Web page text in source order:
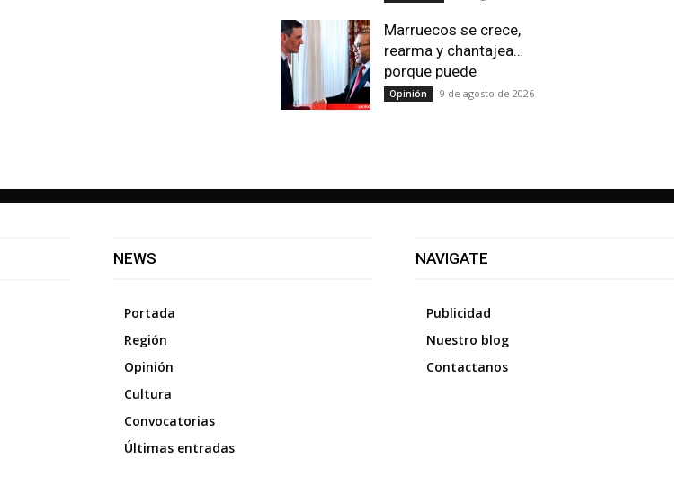
Marruecos se crece,
rearma y chantajea…
porque puede
Opinión 9 de agosto de 2026
NEWS
Portada
Región
Opinión
Cultura
Convocatorias
Últimas entradas
NAVIGATE
Publicidad
Nuestro blog
Contactanos